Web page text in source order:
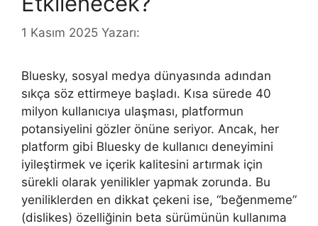
1 Kasım 2025 Yazarı:
Bluesky, sosyal medya dünyasında adından
sıkça söz ettirmeye başladı. Kısa sürede 40
milyon kullanıcıya ulaşması, platformun
potansiyelini gözler önüne seriyor. Ancak, her
platform gibi Bluesky de kullanıcı deneyimini
iyileştirmek ve içerik kalitesini artırmak için
sürekli olarak yenilikler yapmak zorunda. Bu
yeniliklerden en dikkat çekeni ise, “beğenmeme”
(dislikes) özelliğinin beta sürümünün kullanıma